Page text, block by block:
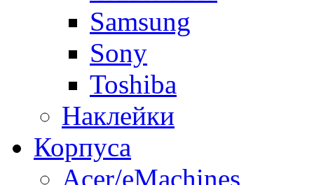
Samsung
Sony
Toshiba
Наклейки
Корпуса
Acer/eMachines